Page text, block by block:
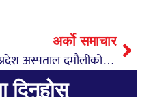
अर्को समाचार
प्रदेश अस्पताल दमौलीको स्तरोन्नतीकोलागि जग्गा प्राप्ती
दिनुहोस्